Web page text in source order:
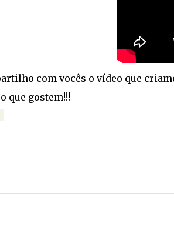
com vocês o vídeo que
que gostem!!!